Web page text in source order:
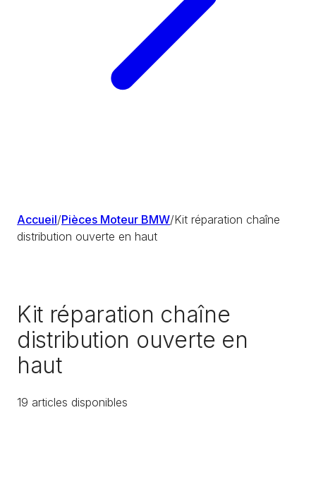
Accueil/Pièces Moteur BMW/Kit réparation chaîne
distribution ouverte en haut
Kit réparation chaîne
distribution ouverte en
haut
19 articles disponibles